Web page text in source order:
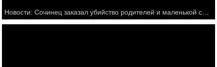
Новости: Сочинец заказал убийство родителей и маленькой сестры ради наследства - Россия 24 - онлайн